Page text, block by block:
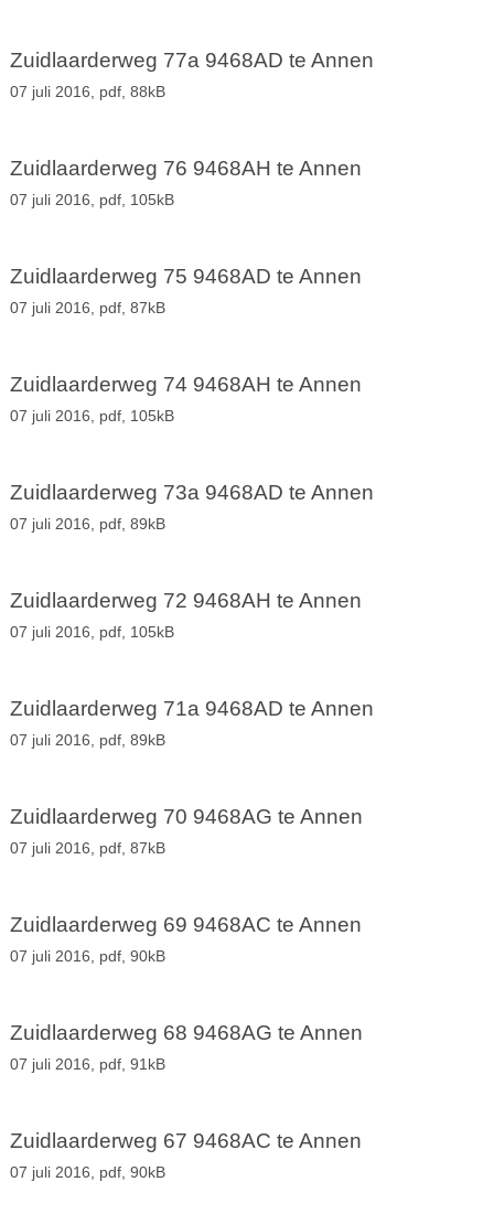
Zuidlaarderweg 77a 9468AD te Annen
07 juli 2016, pdf, 88kB
Zuidlaarderweg 76 9468AH te Annen
07 juli 2016, pdf, 105kB
Zuidlaarderweg 75 9468AD te Annen
07 juli 2016, pdf, 87kB
Zuidlaarderweg 74 9468AH te Annen
07 juli 2016, pdf, 105kB
Zuidlaarderweg 73a 9468AD te Annen
07 juli 2016, pdf, 89kB
Zuidlaarderweg 72 9468AH te Annen
07 juli 2016, pdf, 105kB
Zuidlaarderweg 71a 9468AD te Annen
07 juli 2016, pdf, 89kB
Zuidlaarderweg 70 9468AG te Annen
07 juli 2016, pdf, 87kB
Zuidlaarderweg 69 9468AC te Annen
07 juli 2016, pdf, 90kB
Zuidlaarderweg 68 9468AG te Annen
07 juli 2016, pdf, 91kB
Zuidlaarderweg 67 9468AC te Annen
07 juli 2016, pdf, 90kB